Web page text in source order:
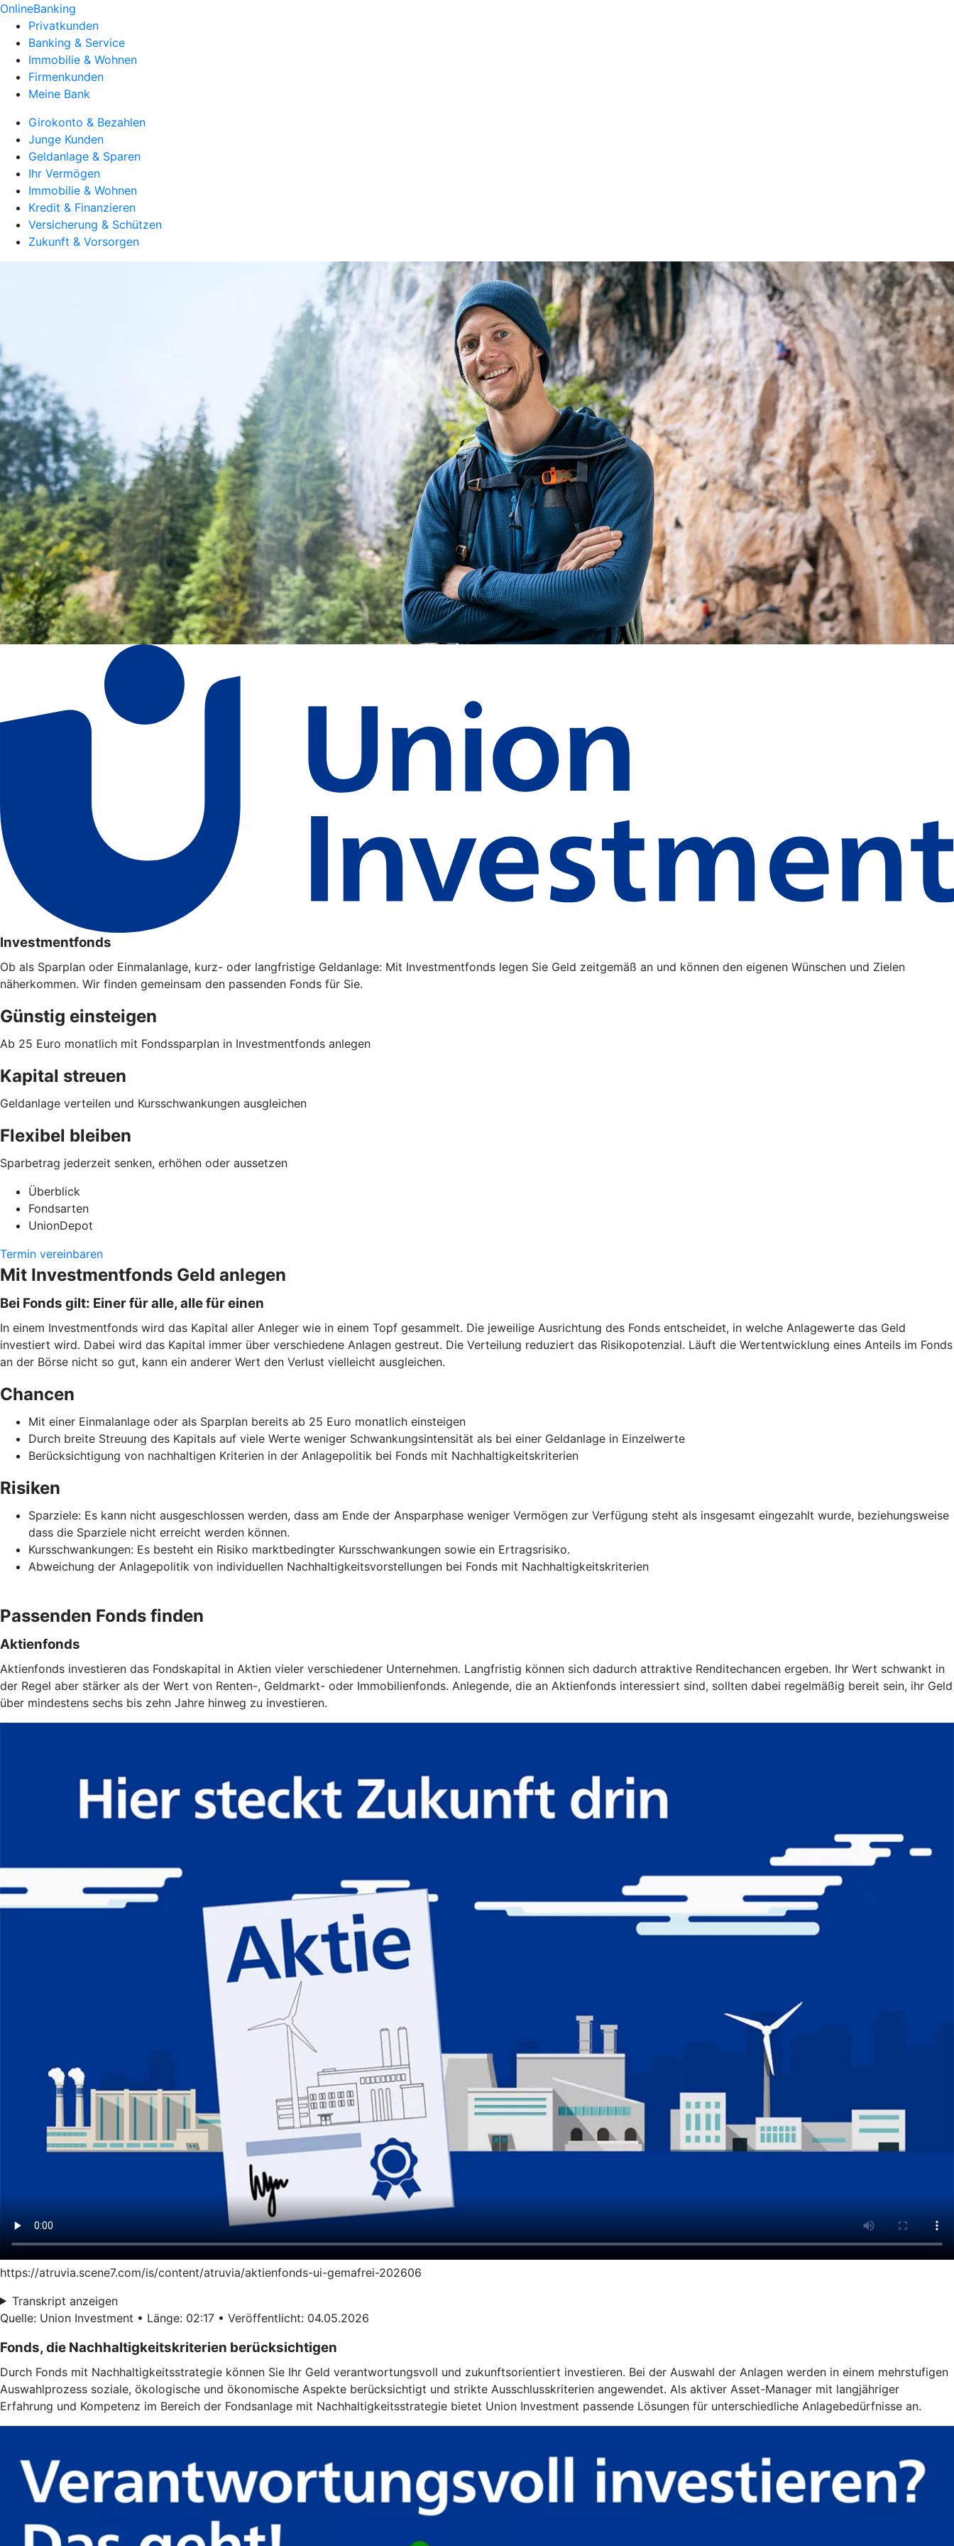
OnlineBanking
Privatkunden
Banking & Service
Immobilie & Wohnen
Firmenkunden
Meine Bank
Girokonto & Bezahlen
Junge Kunden
Geldanlage & Sparen
Ihr Vermögen
Immobilie & Wohnen
Kredit & Finanzieren
Versicherung & Schützen
Zukunft & Vorsorgen
Investmentfonds
Ob als Sparplan oder Einmalanlage, kurz- oder langfristige Geldanlage: Mit Investmentfonds legen Sie Geld zeitgemäß an und können den eigenen Wünschen und Zielen
näherkommen. Wir finden gemeinsam den passenden Fonds für Sie.
Günstig einsteigen
Ab 25 Euro monatlich mit Fondssparplan in Investmentfonds anlegen
Kapital streuen
Geldanlage verteilen und Kursschwankungen ausgleichen
Flexibel bleiben
Sparbetrag jederzeit senken, erhöhen oder aussetzen
Überblick
Fondsarten
UnionDepot
Termin vereinbaren
Mit Investmentfonds Geld anlegen
Bei Fonds gilt: Einer für alle, alle für einen
In einem Investmentfonds wird das Kapital aller Anleger wie in einem Topf gesammelt. Die jeweilige Ausrichtung des Fonds entscheidet, in welche Anlagewerte das Geld
investiert wird. Dabei wird das Kapital immer über verschiedene Anlagen gestreut. Die Verteilung reduziert das Risikopotenzial. Läuft die Wertentwicklung eines Anteils im Fonds
an der Börse nicht so gut, kann ein anderer Wert den Verlust vielleicht ausgleichen.
Chancen
Mit einer Einmalanlage oder als Sparplan bereits ab 25 Euro monatlich einsteigen
Durch breite Streuung des Kapitals auf viele Werte weniger Schwankungsintensität als bei einer Geldanlage in Einzelwerte
Berücksichtigung von nachhaltigen Kriterien in der Anlagepolitik bei Fonds mit Nachhaltigkeitskriterien
Risiken
Sparziele: Es kann nicht ausgeschlossen werden, dass am Ende der Ansparphase weniger Vermögen zur Verfügung steht als insgesamt eingezahlt wurde, beziehungsweise
dass die Sparziele nicht erreicht werden können.
Kursschwankungen: Es besteht ein Risiko marktbedingter Kursschwankungen sowie ein Ertragsrisiko.
Abweichung der Anlagepolitik von individuellen Nachhaltigkeitsvorstellungen bei Fonds mit Nachhaltigkeitskriterien
Passenden Fonds finden
Aktienfonds
Aktienfonds investieren das Fondskapital in Aktien vieler verschiedener Unternehmen. Langfristig können sich dadurch attraktive Renditechancen ergeben. Ihr Wert schwankt in
der Regel aber stärker als der Wert von Renten-, Geldmarkt- oder Immobilienfonds. Anlegende, die an Aktienfonds interessiert sind, sollten dabei regelmäßig bereit sein, ihr Geld
über mindestens sechs bis zehn Jahre hinweg zu investieren.
https://atruvia.scene7.com/is/content/atruvia/aktienfonds-ui-gemafrei-202606
Transkript anzeigen
Quelle: Union Investment • Länge: 02:17 • Veröffentlicht: 04.05.2026
Fonds, die Nachhaltigkeitskriterien berücksichtigen
Durch Fonds mit Nachhaltigkeitsstrategie können Sie Ihr Geld verantwortungsvoll und zukunftsorientiert investieren. Bei der Auswahl der Anlagen werden in einem mehrstufigen
Auswahlprozess soziale, ökologische und ökonomische Aspekte berücksichtigt und strikte Ausschlusskriterien angewendet. Als aktiver Asset-Manager mit langjähriger
Erfahrung und Kompetenz im Bereich der Fondsanlage mit Nachhaltigkeitsstrategie bietet Union Investment passende Lösungen für unterschiedliche Anlagebedürfnisse an.